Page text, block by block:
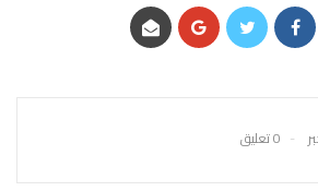
0 تعليق